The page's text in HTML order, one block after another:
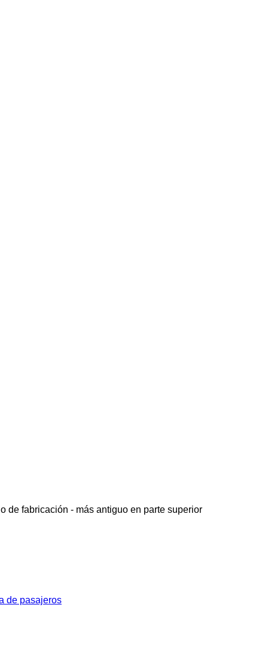
de fabricación - más antiguo en parte superior
de pasajeros